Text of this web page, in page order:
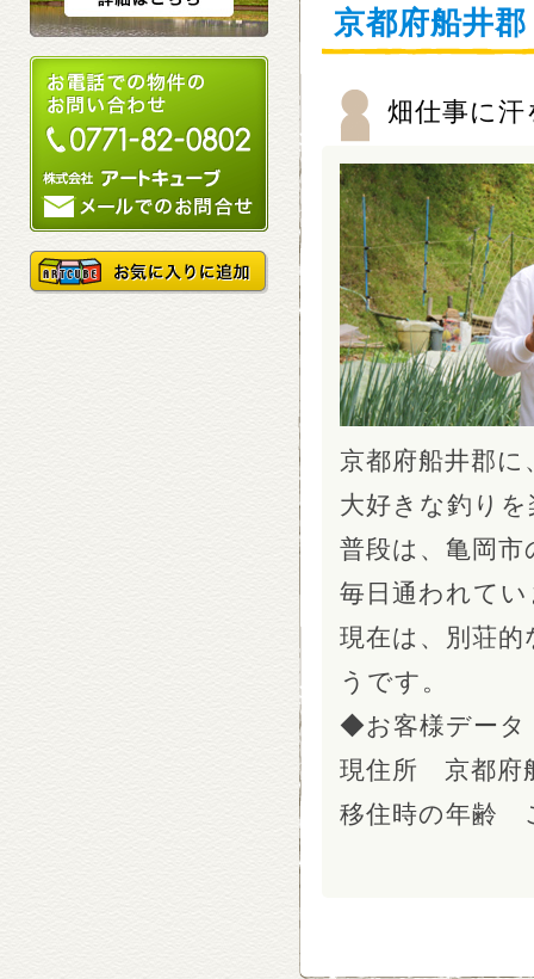
京都府船井
畑仕事に
京都府船井郡
大好きな釣り
普段は、亀岡
毎日通われて
現在は、別荘
うです。
◆お客様データ
現住所 京都
移住時の年齢